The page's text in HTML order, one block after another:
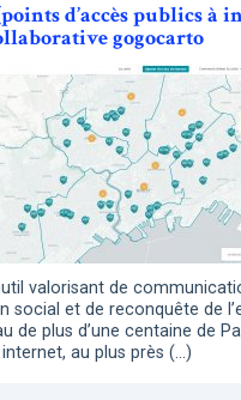
d’accès publics à
gogocarto
valorisant de
social et de reconquête de
de plus d’une centaine de
au plus près (…)